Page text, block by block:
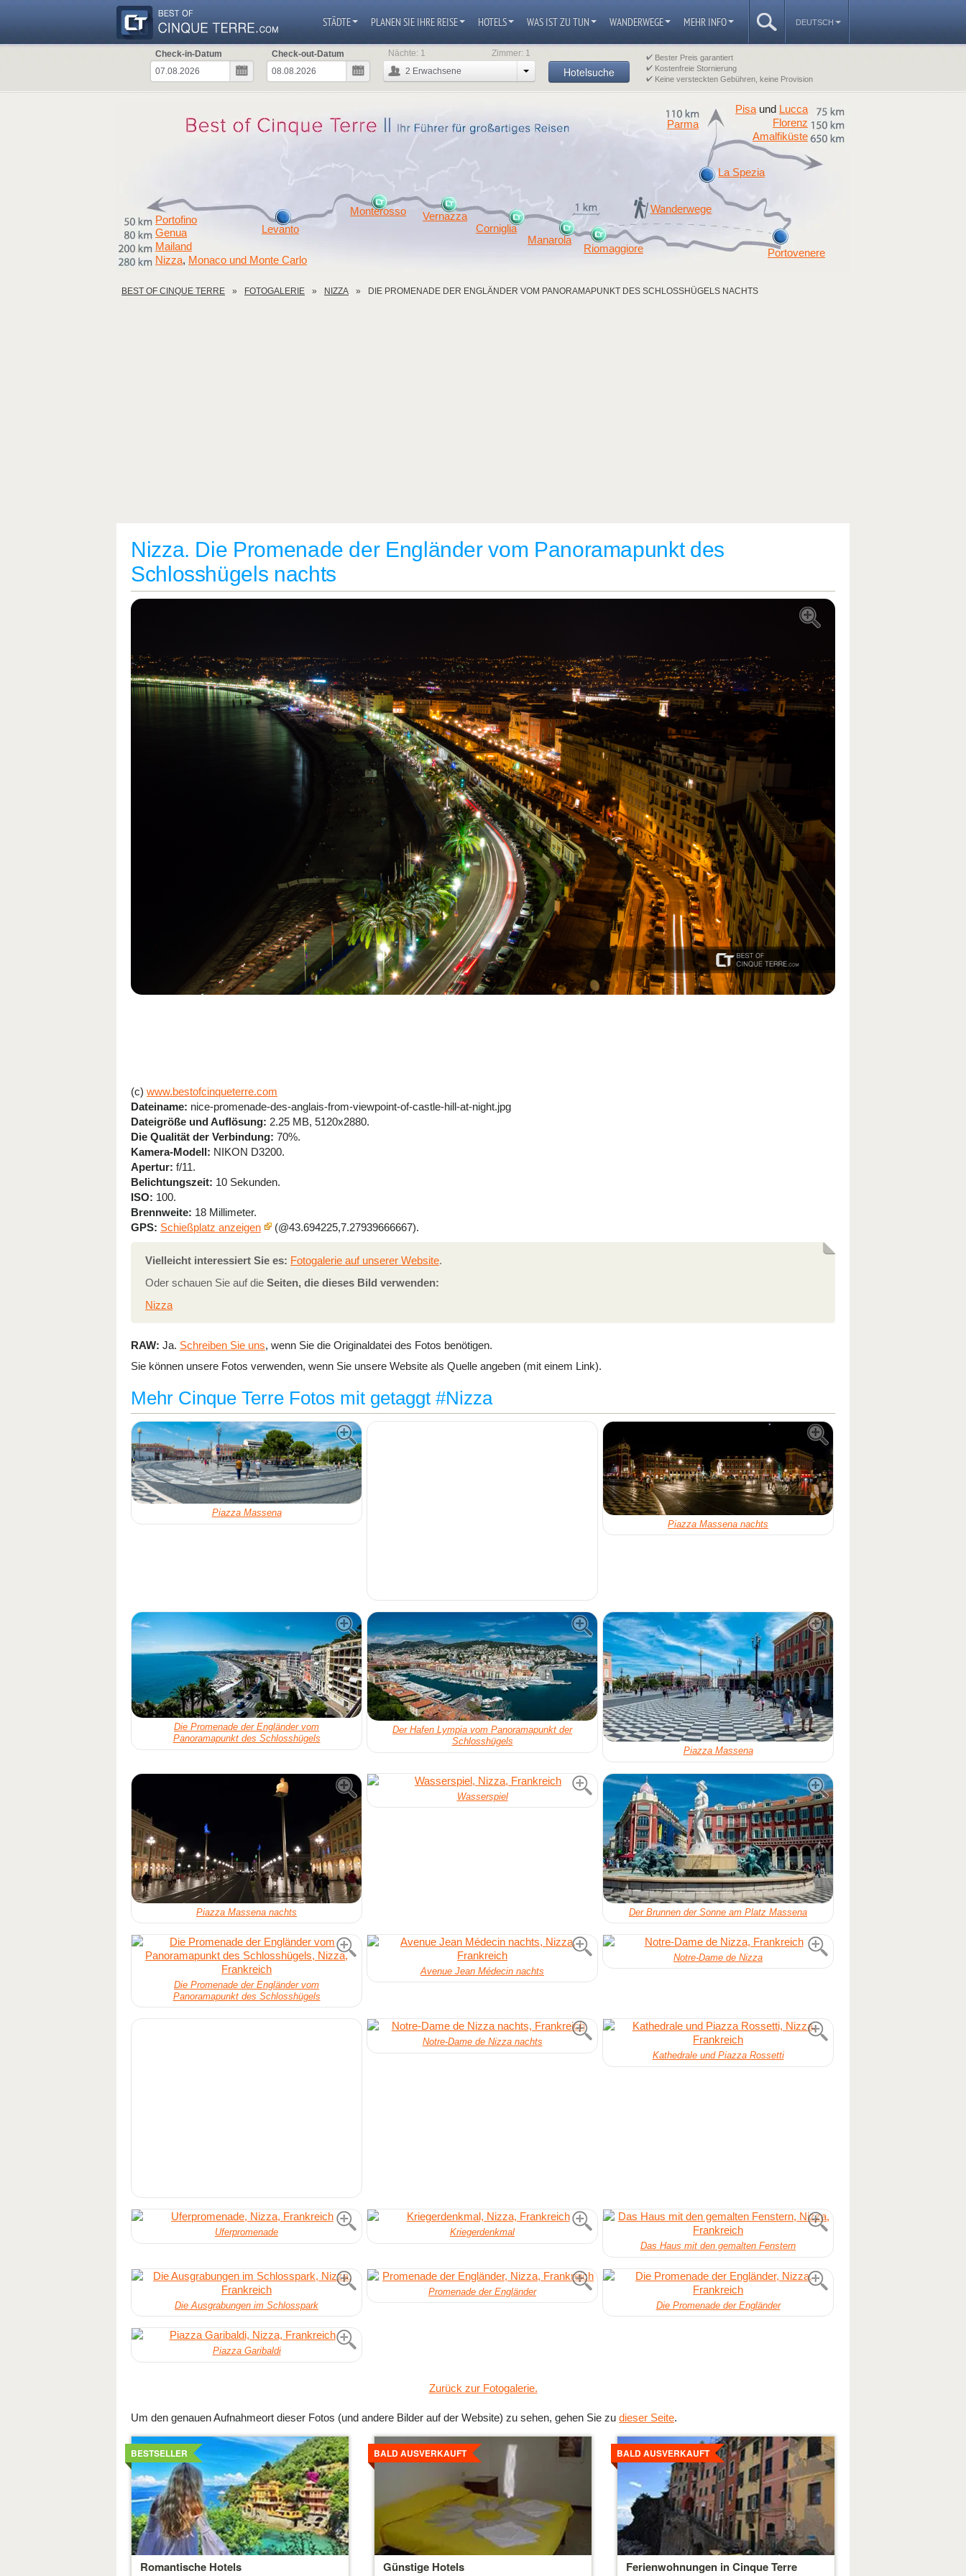
DEUTSCH
STÄDTE PLANEN SIE IHRE REISE HOTELS WAS IST ZU TUN WANDERWEGE MEHR INFO
Check-in-Datum
Check-out-Datum
2 Erwachsene
Nächte: 1 Zimmer: 1
Hotelsuche
Bester Preis garantiert
Kostenfreie Stornierung
Keine versteckten Gebühren, keine Provision
Levanto
Monterosso
Vernazza
Corniglia
Manarola
Riomaggiore Portovenere
La Spezia
Wanderwege
Genua
Mailand
Parma
Pisa und Lucca
Florenz
Nizza, Monaco und Monte Carlo
Amalfiküste
Portofino
BEST OF CINQUE TERRE FOTOGALERIE NIZZA DIE PROMENADE DER ENGLÄNDER VOM PANORAMAPUNKT DES SCHLOSSHÜGELS NACHTS
Nizza. Die Promenade der Engländer vom Panoramapunkt des
Schlosshügels nachts
(c) www.bestofcinqueterre.com
Dateiname: nice-promenade-des-anglais-from-viewpoint-of-castle-hill-at-night.jpg
Dateigröße und Auflösung: 2.25 MB, 5120x2880.
Die Qualität der Verbindung: 70%.
Kamera-Modell: NIKON D3200.
Apertur: f/11.
Belichtungszeit: 10 Sekunden.
ISO: 100.
Brennweite: 18 Millimeter.
GPS: Schießplatz anzeigen (@43.694225,7.27939666667).
Vielleicht interessiert Sie es: Fotogalerie auf unserer Website.
Oder schauen Sie auf die Seiten, die dieses Bild verwenden:
Nizza
RAW: Ja. Schreiben Sie uns, wenn Sie die Originaldatei des Fotos benötigen.
Sie können unsere Fotos verwenden, wenn Sie unsere Website als Quelle angeben (mit einem Link).
Mehr Cinque Terre Fotos mit getaggt #Nizza
Piazza Massena
Piazza Massena nachts
Die Promenade der Engländer vom
Panoramapunkt des Schlosshügels
Der Hafen Lympia vom Panoramapunkt der
Schlosshügels
Piazza Massena
Piazza Massena nachts
Wasserspiel
Der Brunnen der Sonne am Platz Massena
Die Promenade der Engländer vom
Panoramapunkt des Schlosshügels
Avenue Jean Médecin nachts
Notre-Dame de Nizza
Notre-Dame de Nizza nachts
Kathedrale und Piazza Rossetti
Uferpromenade
Kriegerdenkmal
Das Haus mit den gemalten Fenstern
Die Ausgrabungen im Schlosspark
Promenade der Engländer
Die Promenade der Engländer
Piazza Garibaldi
Zurück zur Fotogalerie.
Um den genauen Aufnahmeort dieser Fotos (und andere Bilder auf der Website) zu sehen, gehen Sie zu dieser Seite.
Romantische Hotels
BESTSELLER
Details
ansehen
Günstige Hotels
BALD AUSVERKAUFT
Details
ansehen
Ferienwohnungen in Cinque Terre
BALD AUSVERKAUFT
Details
ansehen